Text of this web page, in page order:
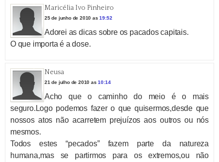
Maricélia Ivo Pinheiro
25 de junho de 2010 as19:52
Adorei as dicas sobre os pacados capitais.
O que importa é a dose.
Neusa
21 de julho de 2010 as10:14
Acho que o caminho do meio é o mais
seguro.Logo podemos fazer o que quisermos,desde que
nossos atos não acarretem prejuízos aos outros ou nós
mesmos.
Todos estes “pecados” fazem parte da natureza
humana,mas se partirmos para os extremos,ou não